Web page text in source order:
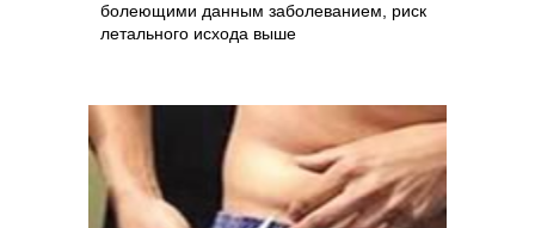
болеющими данным заболеванием, риск
летального исхода выше